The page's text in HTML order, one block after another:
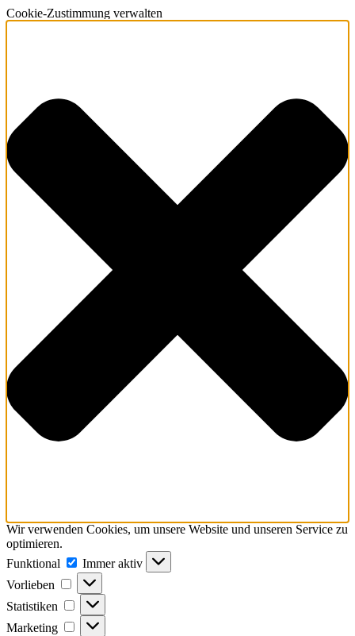
Cookie-Zustimmung verwalten
Wir verwenden Cookies, um unsere Website und unseren Service zu
optimieren.
Funktional
Funktional
Immer aktiv
Vorlieben
Vorlieben
Statistiken Statistiken
Marketing Marketing